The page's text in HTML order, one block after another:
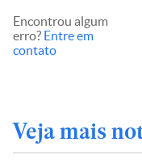
Encontrou algum
erro? Entre em
contato
Veja mais